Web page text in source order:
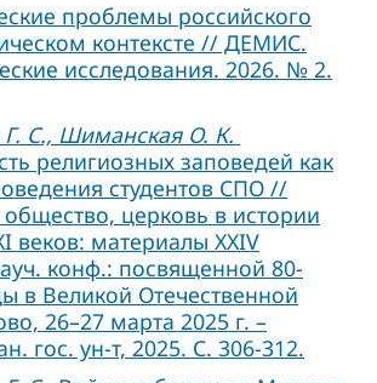
проблемы российского
контексте // ДЕМИС.
исследования. 2026. № 2.
С., Шиманская О. К.
религиозных заповедей как
студентов СПО //
общество, церковь в истории
веков: материалы XXIV
конф.: посвященной 80-
в Великой Отечественной
26–27 марта 2025 г. –
гос. ун-т, 2025. С. 306-312.